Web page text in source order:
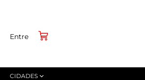
Entre
CIDADES